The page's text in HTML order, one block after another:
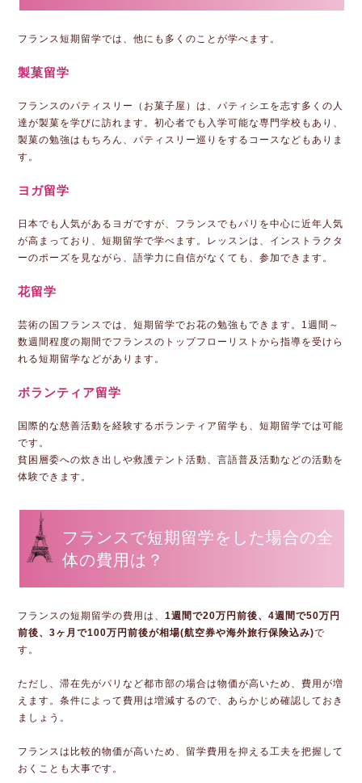
フランス短期留学では、他にも多くのことが学べます。
製菓留学
フランスのパティスリー（お菓子屋）は、パティシエを志す多くの人
達が製菓を学びに訪れます。初心者でも入学可能な専門学校もあり、
製菓の勉強はもちろん、パティスリー巡りをするコースなどもありま
す。
ヨガ留学
日本でも人気があるヨガですが、フランスでもパリを中心に近年人気
が高まっており、短期留学で学べます。レッスンは、インストラクタ
ーのポーズを見ながら、語学力に自信がなくても、参加できます。
花留学
芸術の国フランスでは、短期留学でお花の勉強もできます。1週間～
数週間程度の期間でフランスのトップフローリストから指導を受けら
れる短期留学などがあります。
ボランティア留学
国際的な慈善活動を経験するボランティア留学も、短期留学では可能
です。
貧困層委への炊き出しや救護テント活動、言語普及活動などの活動を
体験できます。
フランスで短期留学をした場合の全
体の費用は？
フランスの短期留学の費用は、1週間で20万円前後、4週間で50万円
前後、3ヶ月で100万円前後が相場(航空券や海外旅行保険込み)で
す。
ただし、滞在先がパリなど都市部の場合は物価が高いため、費用が増
えます。条件によって費用は増減するので、あらかじめ確認しておき
ましょう。
フランスは比較的物価が高いため、留学費用を抑える工夫を把握して
おくことも大事です。